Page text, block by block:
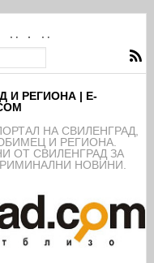
продължава
И РЕГИОНА | E-
НА СВИЛЕНГРАД,
И РЕГИОНА.
ОТ СВИЛЕНГРАД ЗА
НОВИНИ.